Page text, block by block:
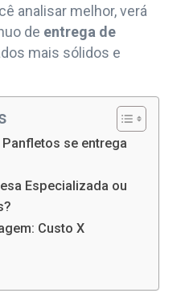
analisar melhor, verá
de entrega de
mais sólidos e
se entrega
Especializada ou
Custo X